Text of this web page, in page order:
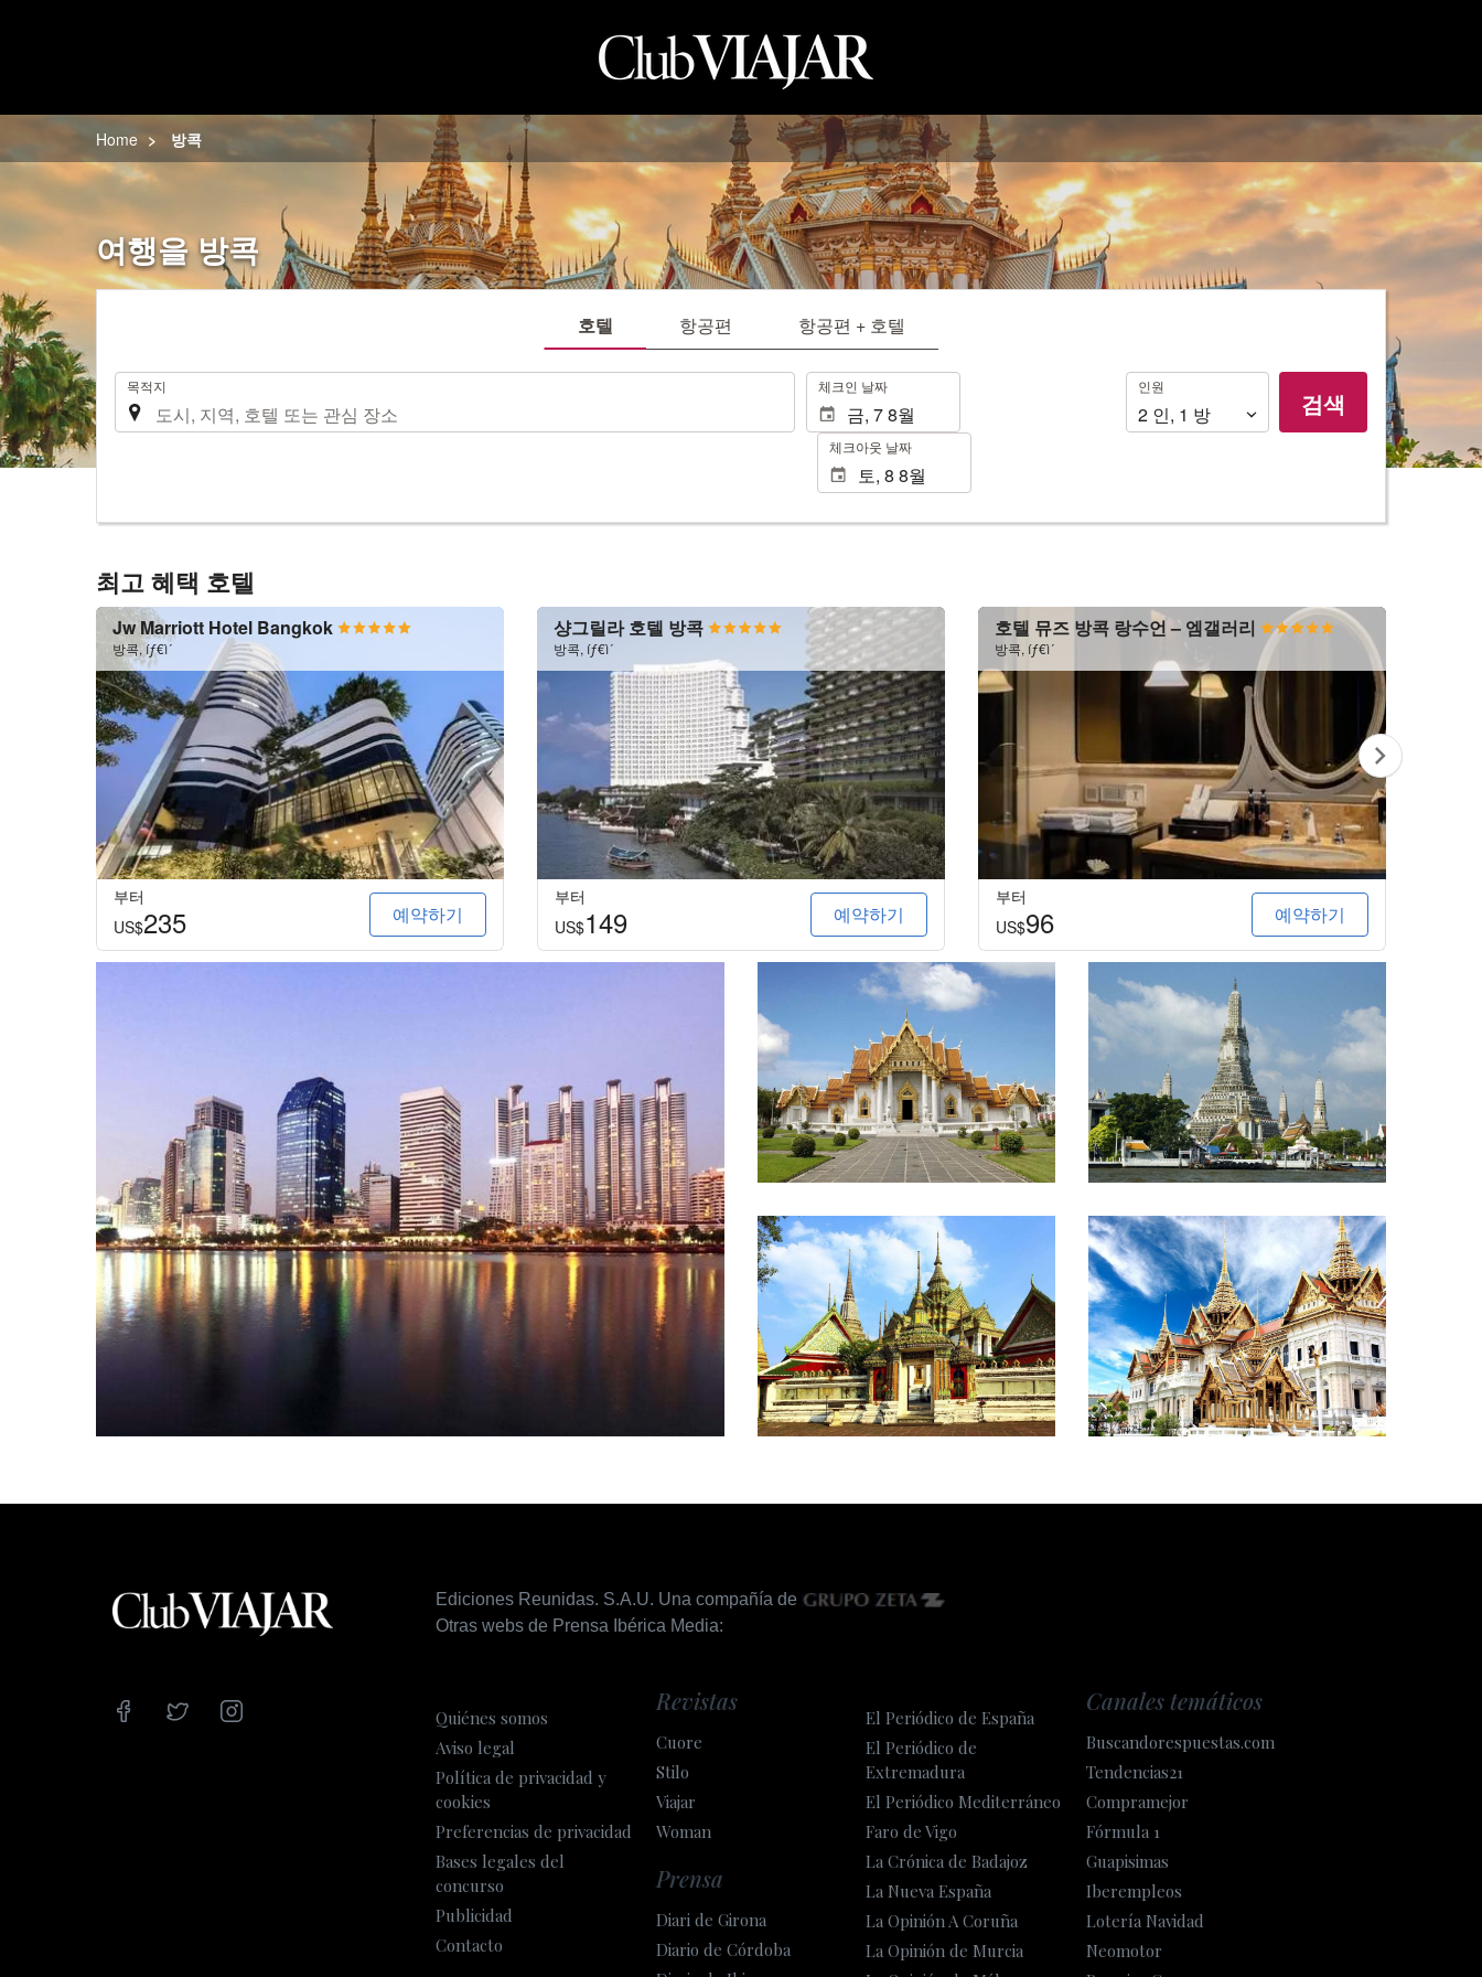
Home 방콕
여행을 방콕
호텔 항공편 항공편 + 호텔
. 목적지 . 체크인 날짜
체크아웃 날짜
인
원
인원
2 인, 1 방 검색
최고 혜택 호텔
Jw Marriott Hotel Bangkok
방콕, íƒ€ì´
부터
US$235 예약하기
샹그릴라 호텔 방콕
방콕, íƒ€ì´
부터
US$149 예약하기
호텔 뮤즈 방콕 랑수언 – 엠갤러리
방콕, íƒ€ì´
부터
US$96 예약하기
Ediciones Reunidas. S.A.U. Una compañía de
Otras webs de Prensa Ibérica Media:
Quiénes somos
Aviso legal
Política de privacidad y
cookies
Preferencias de privacidad
Bases legales del
concurso
Publicidad
Contacto
Revistas
Cuore
Stilo
Viajar
Woman
Prensa
Diari de Girona
Diario de Córdoba
El Periódico de España
El Periódico de
Extremadura
El Periódico Mediterráneo
Faro de Vigo
La Crónica de Badajoz
La Nueva España
La Opinión A Coruña
La Opinión de Murcia
Canales temáticos
Buscandorespuestas.com
Tendencias21
Compramejor
Fórmula 1
Guapisimas
Iberempleos
Lotería Navidad
Neomotor